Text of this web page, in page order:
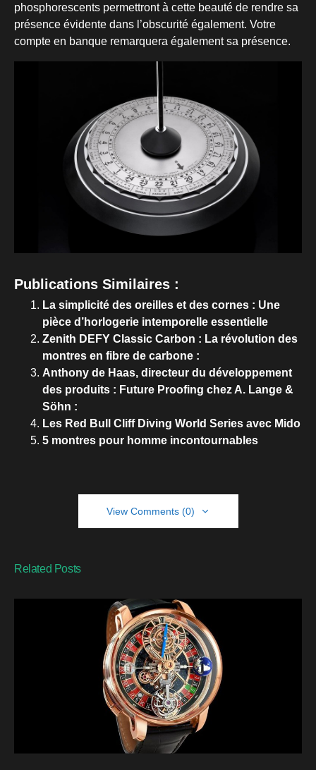
phosphorescents permettront à cette beauté de rendre sa
présence évidente dans l’obscurité également. Votre
compte en banque remarquera également sa présence.
Publications Similaires :
La simplicité des oreilles et des cornes : Une
pièce d’horlogerie intemporelle essentielle
Zenith DEFY Classic Carbon : La révolution des
montres en fibre de carbone :
Anthony de Haas, directeur du développement
des produits : Future Proofing chez A. Lange &
Söhn :
Les Red Bull Cliff Diving World Series avec Mido
5 montres pour homme incontournables
View Comments (0)
Related Posts